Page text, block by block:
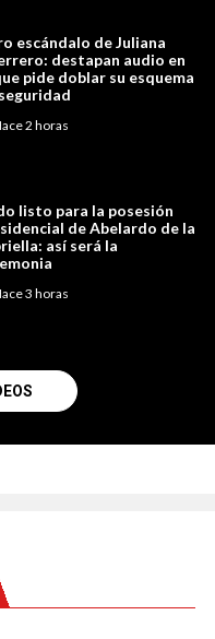
escándalo de Juliana
destapan audio en
pide doblar su esquema
2 horas
listo para la posesión
de Abelardo de la
así será la
3 horas